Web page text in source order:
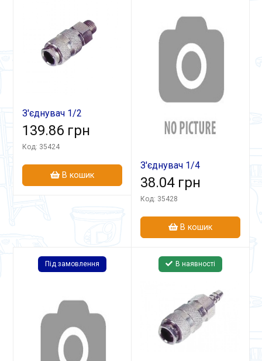
З'єднувач 1/2
швидкоз'ємний СБ-2
139.86 грн
Код: 35424
В кошик
З'єднувач 1/4
швидкоз'ємний СБ-4
(к-т з 2 шт)
38.04 грн
Код: 35428
В кошик
Під замовлення В наявності